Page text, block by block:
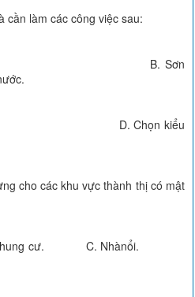
cần làm các công việc sau:
tường. B. Sơn
dựng. D. Chọn kiểu
cho các khu vực thành thị có mật
cư. C. Nhànổi.